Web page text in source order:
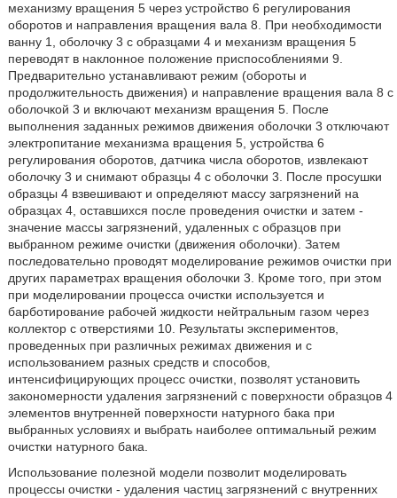
механизму вращения 5 через устройство 6 регулирования
оборотов и направления вращения вала 8. При необходимости
ванну 1, оболочку 3 с образцами 4 и механизм вращения 5
переводят в наклонное положение приспособлениями 9.
Предварительно устанавливают режим (обороты и
продолжительность движения) и направление вращения вала 8 с
оболочкой 3 и включают механизм вращения 5. После
выполнения заданных режимов движения оболочки 3 отключают
электропитание механизма вращения 5, устройства 6
регулирования оборотов, датчика числа оборотов, извлекают
оболочку 3 и снимают образцы 4 с оболочки 3. После просушки
образцы 4 взвешивают и определяют массу загрязнений на
образцах 4, оставшихся после проведения очистки и затем -
значение массы загрязнений, удаленных с образцов при
выбранном режиме очистки (движения оболочки). Затем
последовательно проводят моделирование режимов очистки при
других параметрах вращения оболочки 3. Кроме того, при этом
при моделировании процесса очистки используется и
барботирование рабочей жидкости нейтральным газом через
коллектор с отверстиями 10. Результаты экспериментов,
проведенных при различных режимах движения и с
использованием разных средств и способов,
интенсифицирующих процесс очистки, позволят установить
закономерности удаления загрязнений с поверхности образцов 4
элементов внутренней поверхности натурного бака при
выбранных условиях и выбрать наиболее оптимальный режим
очистки натурного бака.
Использование полезной модели позволит моделировать
процессы очистки - удаления частиц загрязнений с внутренних